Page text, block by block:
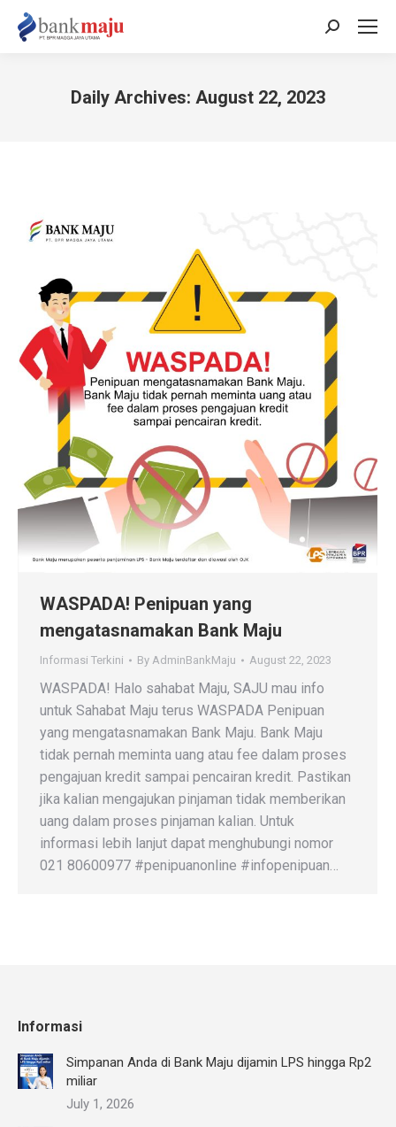
Search:
Daily Archives: August 22, 2023
WASPADA! Penipuan yang
mengatasnamakan Bank Maju
Informasi Terkini By AdminBankMaju August 22, 2023
WASPADA! Halo sahabat Maju, SAJU mau info
untuk Sahabat Maju terus WASPADA Penipuan
yang mengatasnamakan Bank Maju. Bank Maju
tidak pernah meminta uang atau fee dalam proses
pengajuan kredit sampai pencairan kredit. Pastikan
jika kalian mengajukan pinjaman tidak memberikan
uang dalam proses pinjaman kalian. Untuk
informasi lebih lanjut dapat menghubungi nomor
021 80600977 #penipuanonline #infopenipuan…
Informasi
Simpanan Anda di Bank Maju dijamin LPS hingga Rp2
miliar
July 1, 2026